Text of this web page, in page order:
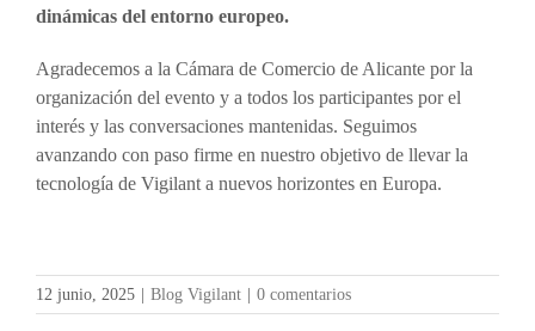
dinámicas del entorno europeo.
Agradecemos a la Cámara de Comercio de Alicante por la
organización del evento y a todos los participantes por el
interés y las conversaciones mantenidas. Seguimos
avanzando con paso firme en nuestro objetivo de llevar la
tecnología de Vigilant a nuevos horizontes en Europa.
12 junio, 2025 Blog Vigilant 0 comentarios